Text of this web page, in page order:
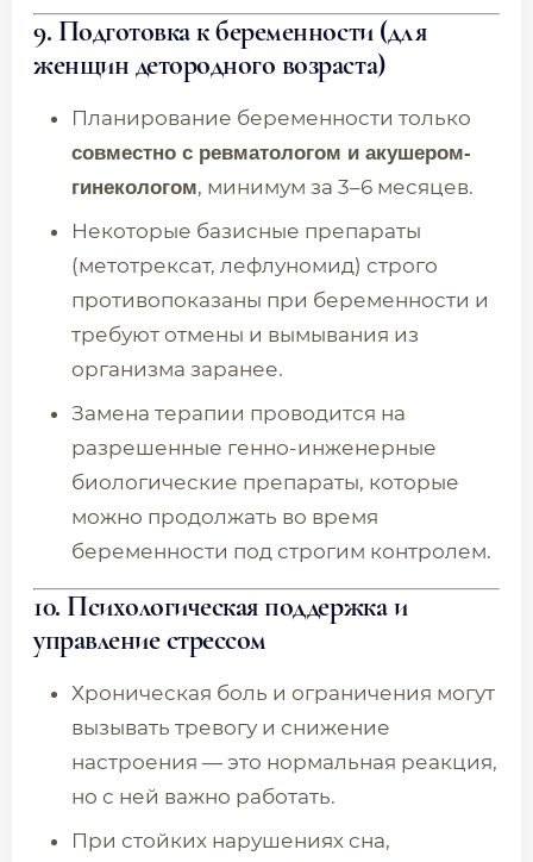
9. Подготовка к беременности (для
женщин детородного возраста)
Планирование беременности только
совместно с ревматологом и акушером-
гинекологом, минимум за 3–6 месяцев.
Некоторые базисные препараты
(метотрексат, лефлуномид) строго
противопоказаны при беременности и
требуют отмены и вымывания из
организма заранее.
Замена терапии проводится на
разрешенные генно-инженерные
биологические препараты, которые
можно продолжать во время
беременности под строгим контролем.
10. Психологическая поддержка и
управление стрессом
Хроническая боль и ограничения могут
вызывать тревогу и снижение
настроения — это нормальная реакция,
но с ней важно работать.
При стойких нарушениях сна,